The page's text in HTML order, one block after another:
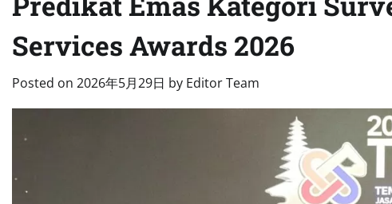
Services Awards 2026
Posted on 2026年5月29日 by Editor Team